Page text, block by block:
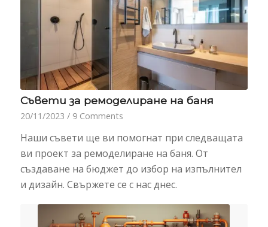
Съвети за ремоделиране на баня
20/11/2023 / 9 Comments
Наши съвети ще ви помогнат при следващата
ви проект за ремоделиране на баня. От
създаване на бюджет до избор на изпълнител
и дизайн. Свържете се с нас днес.